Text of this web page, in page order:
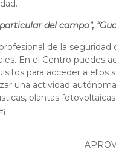
del campo”,
de la
En el Centro puedes
para acceder a ellos
una actividad
plantas